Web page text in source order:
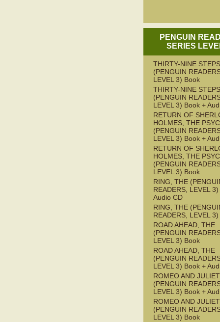
PENGUIN
SERIES
THIRTY-NINE
(PENGUIN
LEVEL 3) Book
THIRTY-NINE
(PENGUIN
LEVEL 3) Book +
RETURN OF
HOLMES, THE
(PENGUIN
LEVEL 3) Book +
RETURN OF
HOLMES, THE
(PENGUIN
LEVEL 3) Book
RING, THE
READERS, LEVEL
Audio CD
RING, THE
READERS, LEVEL
ROAD AHEAD, THE
(PENGUIN
LEVEL 3) Book
ROAD AHEAD, THE
(PENGUIN
LEVEL 3) Book +
ROMEO AND JULIET
(PENGUIN
LEVEL 3) Book +
ROMEO AND JULIET
(PENGUIN
LEVEL 3) Book